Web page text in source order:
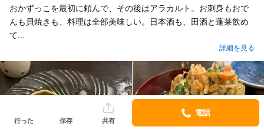
おかずっこを最初に頼んで、その後はアラカルト。お刺身もおで
んも貝焼きも、料理は全部美味しい。日本酒も、田酒と蓬莱飲め
て...
詳細を見る
行った 保存 共有
電話